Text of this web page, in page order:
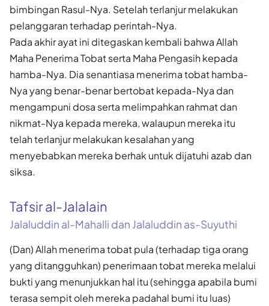
bimbingan Rasul-Nya. Setelah terlanjur melakukan
pelanggaran terhadap perintah-Nya.
Pada akhir ayat ini ditegaskan kembali bahwa Allah
Maha Penerima Tobat serta Maha Pengasih kepada
hamba-Nya. Dia senantiasa menerima tobat hamba-
Nya yang benar-benar bertobat kepada-Nya dan
mengampuni dosa serta melimpahkan rahmat dan
nikmat-Nya kepada mereka, walaupun mereka itu
telah terlanjur melakukan kesalahan yang
menyebabkan mereka berhak untuk dijatuhi azab dan
siksa.
Tafsir al-Jalalain
Jalaluddin al-Mahalli dan Jalaluddin as-Suyuthi
(Dan) Allah menerima tobat pula (terhadap tiga orang
yang ditangguhkan) penerimaan tobat mereka melalui
bukti yang menunjukkan hal itu (sehingga apabila bumi
terasa sempit oleh mereka padahal bumi itu luas)